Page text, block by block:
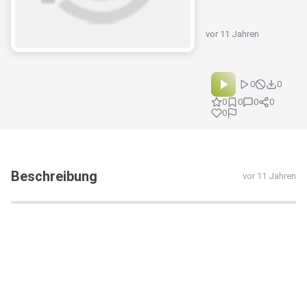
vor 11 Jahren
0
0
0
0 0
0
0
Beschreibung vor 11 Jahren